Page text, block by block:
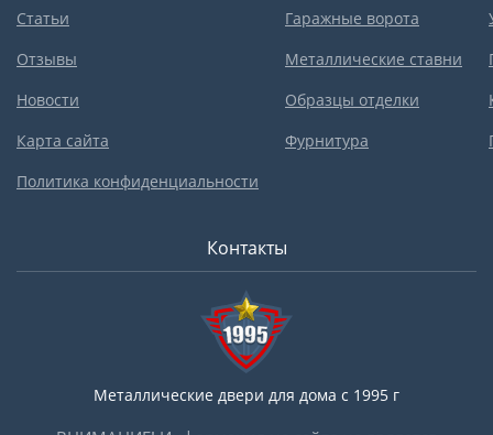
Статьи
Отзывы
Новости
Карта сайта
Политика конфиденциальности
Гаражные ворота
Металлические ставни
Образцы отделки
Фурнитура
Контакты
Металлические двери для дома с 1995 г